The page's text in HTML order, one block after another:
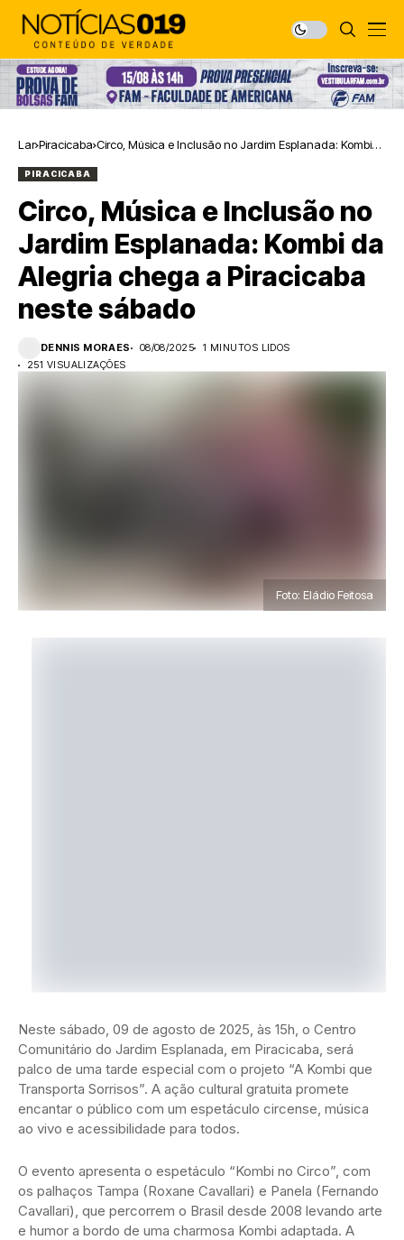
Lar Piracicaba Circo, Música e Inclusão no Jardim Esplanada: Kombi
PIRACICABA
Circo, Música e Inclusão no
Jardim Esplanada: Kombi da
Alegria chega a Piracicaba
neste sábado
DENNIS MORAES 08/08/2025
1 MINUTOS LIDOS
251 VISUALIZAÇÕES
Foto: Eládio Feitosa
Neste sábado, 09 de agosto de 2025, às 15h, o Centro
Comunitário do Jardim Esplanada, em Piracicaba, será
palco de uma tarde especial com o projeto “A Kombi que
Transporta Sorrisos”. A ação cultural gratuita promete
encantar o público com um espetáculo circense, música
ao vivo e acessibilidade para todos.
O evento apresenta o espetáculo “Kombi no Circo”, com
os palhaços Tampa (Roxane Cavallari) e Panela (Fernando
Cavallari), que percorrem o Brasil desde 2008 levando arte
e humor a bordo de uma charmosa Kombi adaptada. A